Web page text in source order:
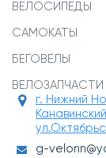
ВЕЛОСИПЕДЫ
САМОКАТЫ
БЕГОВЕЛЫ
ВЕЛОЗАПЧАСТИ
г. Нижний
g-